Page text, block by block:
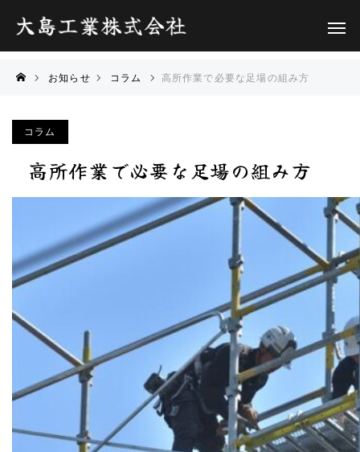
お知らせ コラム 高所作業で必要な足場の組み方
コラム
高所作業で必要な足場の組み方